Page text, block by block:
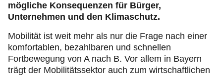
mögliche Konsequenzen für Bürger,
Unternehmen und den Klimaschutz.
Mobilität ist weit mehr als nur die Frage nach einer
komfortablen, bezahlbaren und schnellen
Fortbewegung von A nach B. Vor allem in Bayern
trägt der Mobilitätssektor auch zum wirtschaftlichen